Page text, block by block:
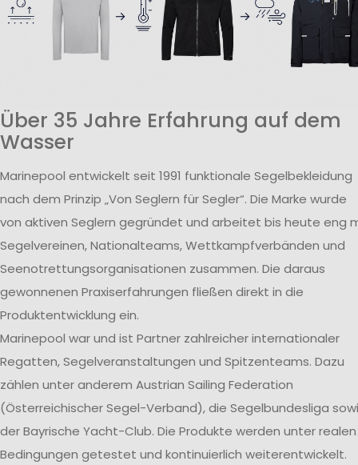
Über 35 Jahre Erfahrung auf dem
Wasser
Marinepool entwickelt seit 1991 funktionale Segelbekleidung
nach dem Prinzip „Von Seglern für Segler“. Die Marke wurde
von aktiven Seglern gegründet und arbeitet bis heute eng
Segelvereinen, Nationalteams, Wettkampfverbänden und
Seenotrettungsorganisationen zusammen. Die daraus
gewonnenen Praxiserfahrungen fließen direkt in die
Produktentwicklung ein.
Marinepool war und ist Partner zahlreicher internationaler
Regatten, Segelveranstaltungen und Spitzenteams. Dazu
zählen unter anderem Austrian Sailing Federation
(Österreichischer Segel-Verband), die Segelbundesliga
der Bayrische Yacht-Club. Die Produkte werden unter realen
Bedingungen getestet und kontinuierlich weiterentwickelt.